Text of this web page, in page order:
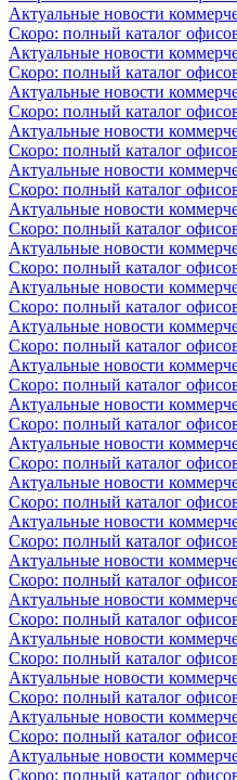
Актуальные новости
Скоро: полный каталог
Актуальные новости
Скоро: полный каталог
Актуальные новости
Скоро: полный каталог
Актуальные новости
Скоро: полный каталог
Актуальные новости
Скоро: полный каталог
Актуальные новости
Скоро: полный каталог
Актуальные новости
Скоро: полный каталог
Актуальные новости
Скоро: полный каталог
Актуальные новости
Скоро: полный каталог
Актуальные новости
Скоро: полный каталог
Актуальные новости
Скоро: полный каталог
Актуальные новости
Скоро: полный каталог
Актуальные новости
Скоро: полный каталог
Актуальные новости
Скоро: полный каталог
Актуальные новости
Скоро: полный каталог
Актуальные новости
Скоро: полный каталог
Актуальные новости
Скоро: полный каталог
Актуальные новости
Скоро: полный каталог
Актуальные новости
Скоро: полный каталог
Актуальные новости
Скоро: полный каталог